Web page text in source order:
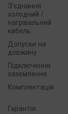
З'єднання
холодний /
нагрівальний
кабель
Допуски на
довжину
Підключення
заземлення
Комплектація
Гарантія